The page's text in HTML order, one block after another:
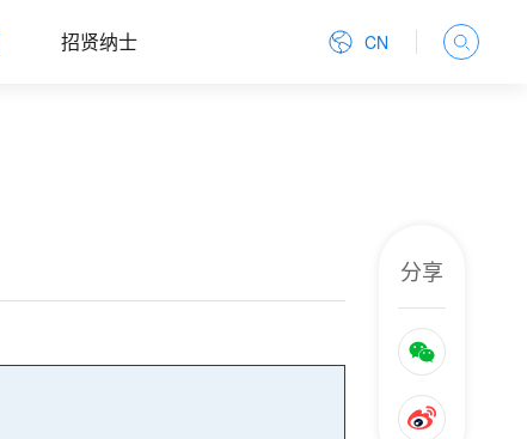
招贤纳士 CN
分享